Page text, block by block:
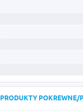
PRODUKTY POKREWNE/